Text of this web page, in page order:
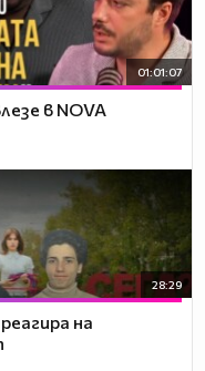
01:01:07
в NOVA
28:29
на